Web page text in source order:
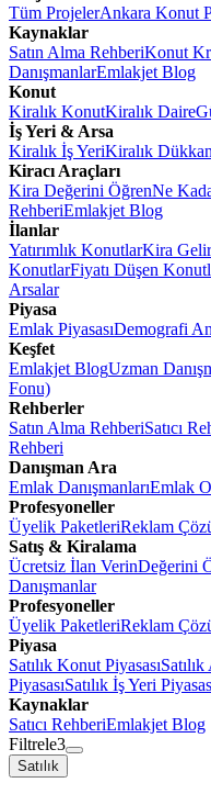
Tüm ProjelerAnkara Konut
Kaynaklar
Satın Alma RehberiKonut
DanışmanlarEmlakjet Blog
Konut
Kiralık KonutKiralık Daire
İş Yeri & Arsa
Kiralık İş YeriKiralık Dükkan
Kiracı Araçları
Kira Değerini ÖğrenNe
RehberiEmlakjet Blog
İlanlar
Yatırımlık KonutlarKira
KonutlarFiyatı Düşen
Arsalar
Piyasa
Emlak PiyasasıDemografi
Keşfet
Emlakjet BlogUzman
Fonu)
Rehberler
Satın Alma RehberiSatıcı
Rehberi
Danışman Ara
Emlak DanışmanlarıEmlak
Profesyoneller
Üyelik PaketleriReklam
Satış & Kiralama
Ücretsiz İlan VerinDeğerini
Danışmanlar
Profesyoneller
Üyelik PaketleriReklam
Piyasa
Satılık Konut Piyasası
PiyasasıSatılık İş Yeri
Kaynaklar
Satıcı RehberiEmlakjet Blog
Filtrele3
Satılık